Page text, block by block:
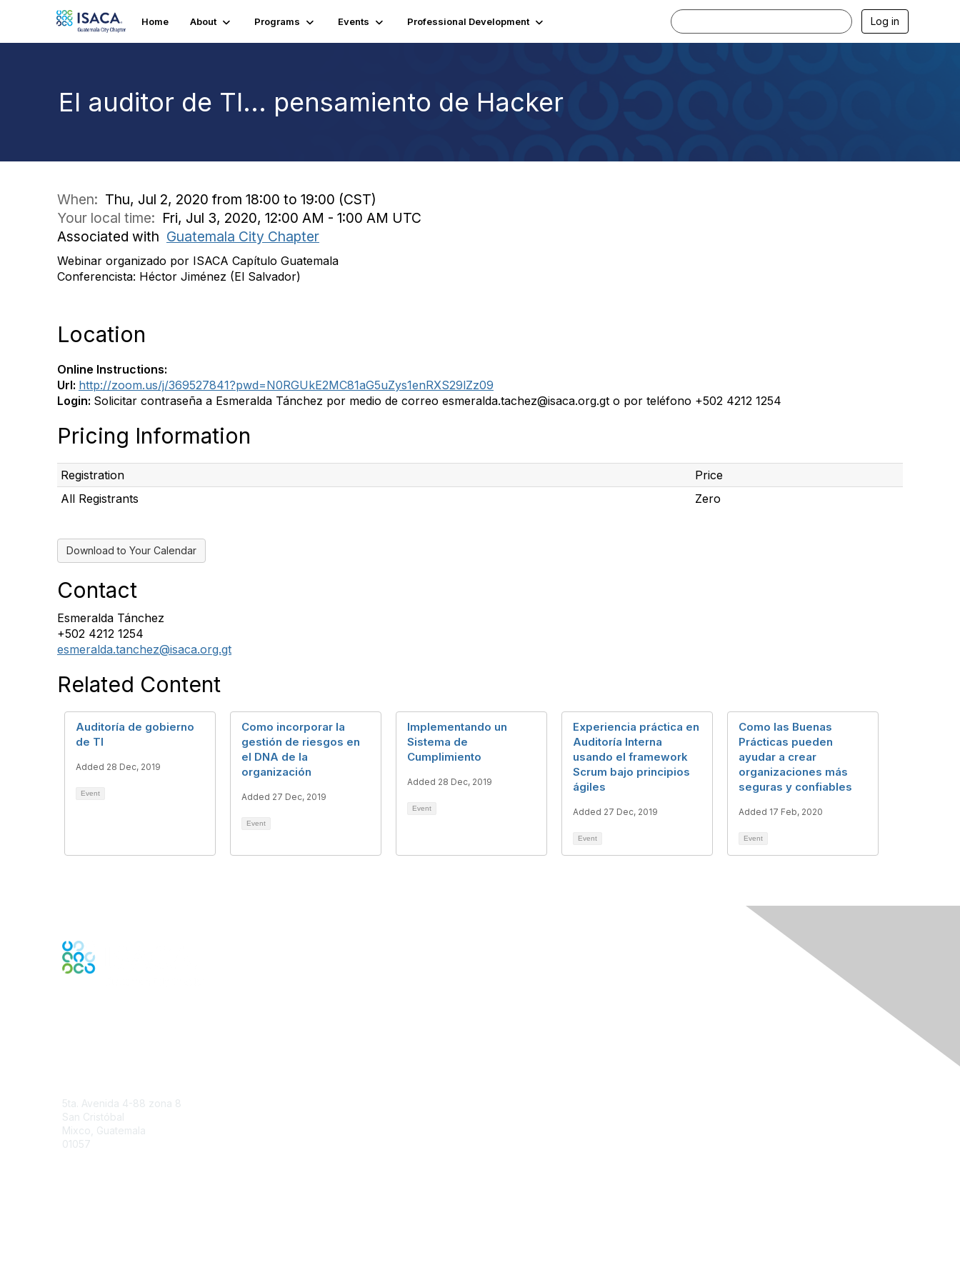
Home About Programs Events Professional Development Log in
El auditor de TI... pensamiento de Hacker
When: Thu, Jul 2, 2020 from 18:00 to 19:00 (CST)
Your local time: Fri, Jul 3, 2020, 12:00 AM - 1:00 AM UTC
Associated with Guatemala City Chapter
Webinar organizado por ISACA Capítulo Guatemala
Conferencista: Héctor Jiménez (El Salvador)
Location
Online Instructions:
Url: http://zoom.us/j/369527841?pwd=N0RGUkE2MC81aG5uZys1enRXS29lZz09
Login: Solicitar contraseña a Esmeralda Tánchez por medio de correo esmeralda.tachez@isaca.org.gt o por teléfono +502 4212 1254
Pricing Information
Registration
Price
All Registrants
Zero
Download to Your Calendar
Contact
Esmeralda Tánchez
+502 4212 1254
esmeralda.tanchez@isaca.org.gt
Related Content
Auditoría de gobierno
de TI
Added 28 Dec, 2019
Event
Como incorporar la
gestión de riesgos en
el DNA de la
organización
Added 27 Dec, 2019
Event
Implementando un
Sistema de
Cumplimiento
Added 28 Dec, 2019
Event
Experiencia práctica en
Auditoría Interna
usando el framework
Scrum bajo principios
ágiles
Added 27 Dec, 2019
Event
Como las Buenas
Prácticas pueden
ayudar a crear
organizaciones más
seguras y confiables
Added 17 Feb, 2020
Event
5ta. Avenida 4-88 zona 8
San Cristóbal
Mixco, Guatemala
01057